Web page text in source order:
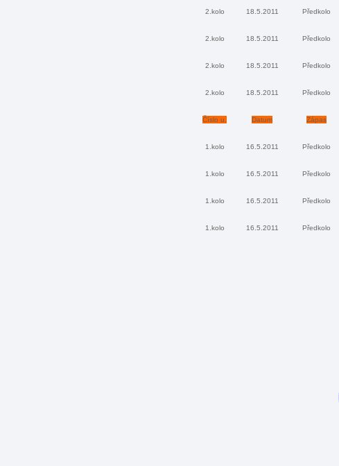
2.kolo 18.5.2011 Předkolo
2.kolo 18.5.2011 Předkolo
2.kolo 18.5.2011 Předkolo
2.kolo 18.5.2011 Předkolo
Číslo u. Datum Zápas
1.kolo 16.5.2011 Předkolo
1.kolo 16.5.2011 Předkolo
1.kolo 16.5.2011 Předkolo
1.kolo 16.5.2011 Předkolo